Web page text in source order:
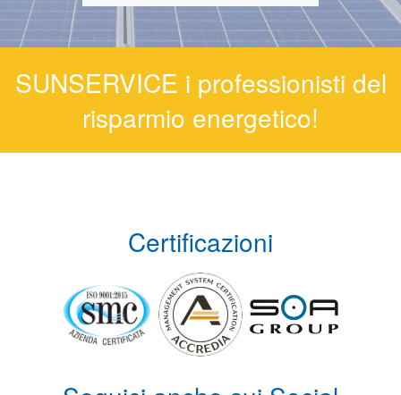
SUNSERVICE i professionisti del
risparmio energetico!
Certificazioni